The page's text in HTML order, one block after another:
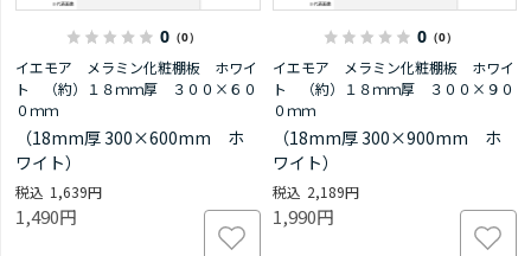
0 （0）
イエモア メラミン化粧棚板 ホワイ
ト （約）１８ｍｍ厚 ３００×６０
０ｍｍ
（18mm厚 300×600mm ホ
ワイト）
1,639円
1,490円
0（0）
イエモア メラミン化粧棚板 ホワイ
ト （約）１８ｍｍ厚 ３００×９０
０ｍｍ
（18mm厚 300×900mm ホ
ワイト）
2,189円
1,990円